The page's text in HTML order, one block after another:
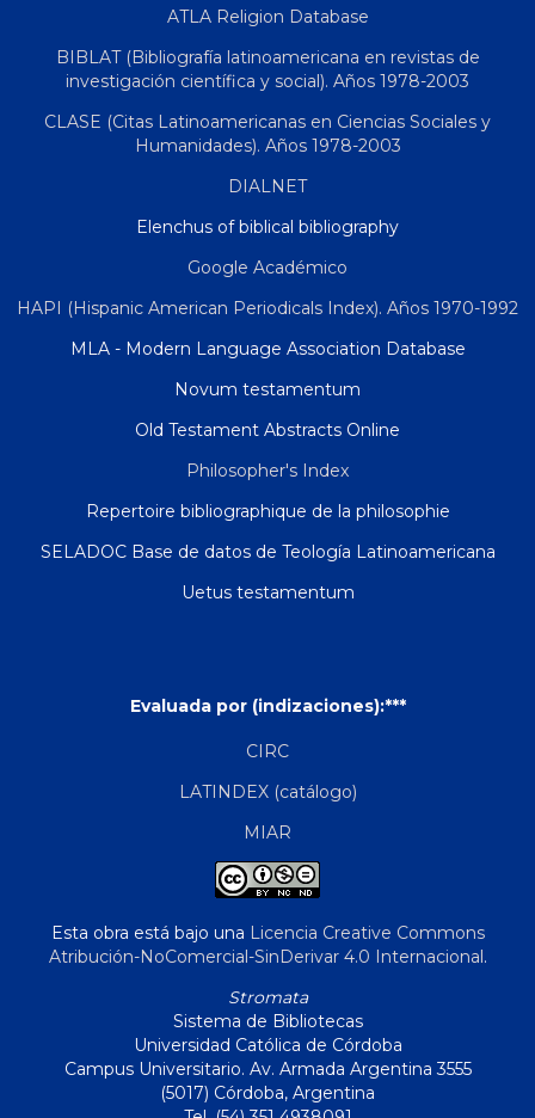
ATLA Religion Database
BIBLAT (Bibliografía latinoamericana en revistas de
investigación científica y social). Años 1978-2003
CLASE (Citas Latinoamericanas en Ciencias Sociales y
Humanidades). Años 1978-2003
DIALNET
Elenchus of biblical bibliography
Google Académico
HAPI (Hispanic American Periodicals Index). Años 1970-1992
MLA - Modern Language Association Database
Novum testamentum
Old Testament Abstracts Online
Philosopher's Index
Repertoire bibliographique de la philosophie
SELADOC Base de datos de Teología Latinoamericana
Uetus testamentum
Evaluada por (indizaciones):***
CIRC
LATINDEX (catálogo)
MIAR
Esta obra está bajo una Licencia Creative Commons
Atribución-NoComercial-SinDerivar 4.0 Internacional.
Stromata
Sistema de Bibliotecas
Universidad Católica de Córdoba
Campus Universitario. Av. Armada Argentina 3555
(5017) Córdoba, Argentina